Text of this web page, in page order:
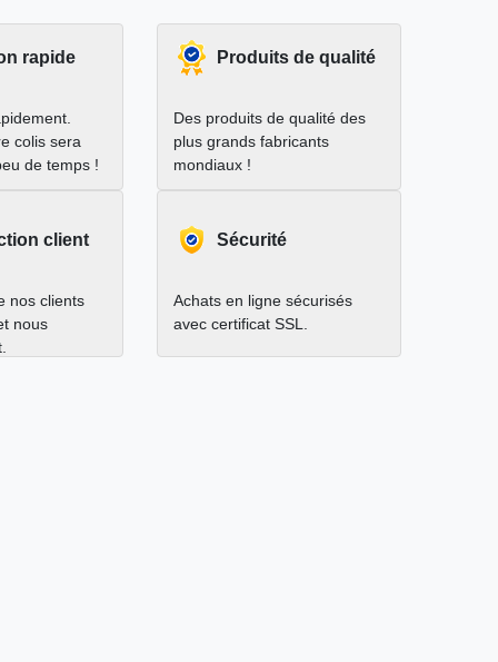
rapide
colis sera
de temps !
Produits de qualité
Des produits de qualité des
plus grands fabricants
mondiaux !
client
nos clients
nous
Sécurité
Achats en ligne sécurisés
avec certificat SSL.